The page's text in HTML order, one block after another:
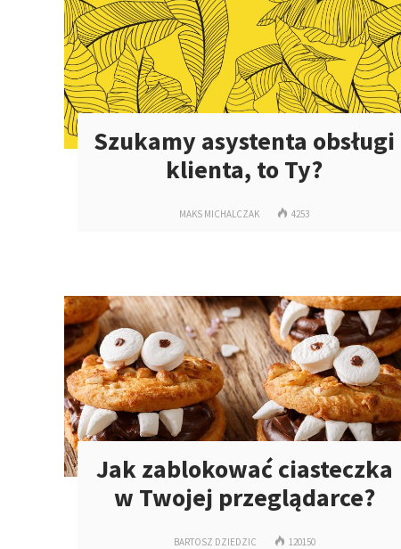
Szukamy asystenta obsługi
klienta, to Ty?
MAKS MICHALCZAK 4253
Jak zablokować ciasteczka
w Twojej przeglądarce?
BARTOSZ DZIEDZIC 120150